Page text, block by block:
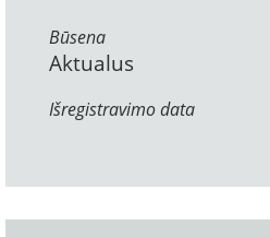
Būsena
Aktualus
Išregistravimo data